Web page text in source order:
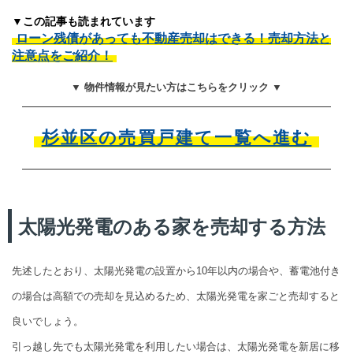
▼この記事も読まれています
ローン残債があっても不動産売却はできる！売却方法と
注意点をご紹介！
▼ 物件情報が見たい方はこちらをクリック ▼
杉並区の売買戸建て一覧へ進む
太陽光発電のある家を売却する方法
先述したとおり、太陽光発電の設置から10年以内の場合や、蓄電池付き
の場合は高額での売却を見込めるため、太陽光発電を家ごと売却すると
良いでしょう。
引っ越し先でも太陽光発電を利用したい場合は、太陽光発電を新居に移